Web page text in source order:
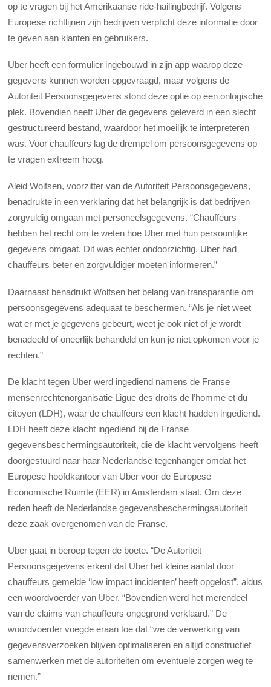
op te vragen bij het Amerikaanse ride-hailingbedrijf. Volgens
Europese richtlijnen zijn bedrijven verplicht deze informatie door
te geven aan klanten en gebruikers.
Uber heeft een formulier ingebouwd in zijn app waarop deze
gegevens kunnen worden opgevraagd, maar volgens de
Autoriteit Persoonsgegevens stond deze optie op een onlogische
plek. Bovendien heeft Uber de gegevens geleverd in een slecht
gestructureerd bestand, waardoor het moeilijk te interpreteren
was. Voor chauffeurs lag de drempel om persoonsgegevens op
te vragen extreem hoog.
Aleid Wolfsen, voorzitter van de Autoriteit Persoonsgegevens,
benadrukte in een verklaring dat het belangrijk is dat bedrijven
zorgvuldig omgaan met personeelsgegevens. “Chauffeurs
hebben het recht om te weten hoe Uber met hun persoonlijke
gegevens omgaat. Dit was echter ondoorzichtig. Uber had
chauffeurs beter en zorgvuldiger moeten informeren.”
Daarnaast benadrukt Wolfsen het belang van transparantie om
persoonsgegevens adequaat te beschermen. “Als je niet weet
wat er met je gegevens gebeurt, weet je ook niet of je wordt
benadeeld of oneerlijk behandeld en kun je niet opkomen voor je
rechten.”
De klacht tegen Uber werd ingediend namens de Franse
mensenrechtenorganisatie Ligue des droits de l’homme et du
citoyen (LDH), waar de chauffeurs een klacht hadden ingediend.
LDH heeft deze klacht ingediend bij de Franse
gegevensbeschermingsautoriteit, die de klacht vervolgens heeft
doorgestuurd naar haar Nederlandse tegenhanger omdat het
Europese hoofdkantoor van Uber voor de Europese
Economische Ruimte (EER) in Amsterdam staat. Om deze
reden heeft de Nederlandse gegevensbeschermingsautoriteit
deze zaak overgenomen van de Franse.
Uber gaat in beroep tegen de boete. “De Autoriteit
Persoonsgegevens erkent dat Uber het kleine aantal door
chauffeurs gemelde ‘low impact incidenten’ heeft opgelost”, aldus
een woordvoerder van Uber. “Bovendien werd het merendeel
van de claims van chauffeurs ongegrond verklaard.” De
woordvoerder voegde eraan toe dat “we de verwerking van
gegevensverzoeken blijven optimaliseren en altijd constructief
samenwerken met de autoriteiten om eventuele zorgen weg te
nemen.”